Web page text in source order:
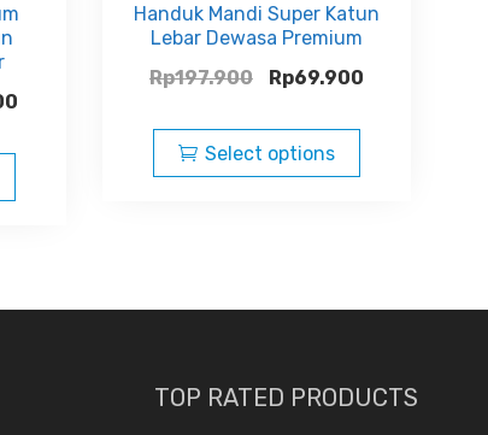
Handuk Mandi Super Katun
Lebar Dewasa Premium
Rp197.900 Rp69.900
Select options
TOP RATED PRODUCTS